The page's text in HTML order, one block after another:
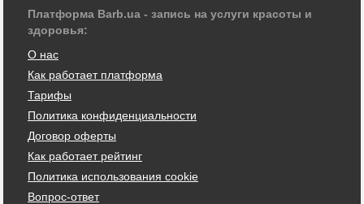
Платформа Barb.ua - запись на услуги красоты и
здоровья:
О нас
Как работает платформа
Тарифы
Политика конфиденциальности
Договор оферты
Как работает рейтинг
Политика использования cookie
Вопрос-ответ